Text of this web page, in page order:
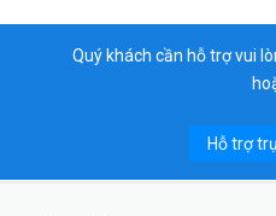
Quý khách cần hỗ trợ vui
Hỗ trợ